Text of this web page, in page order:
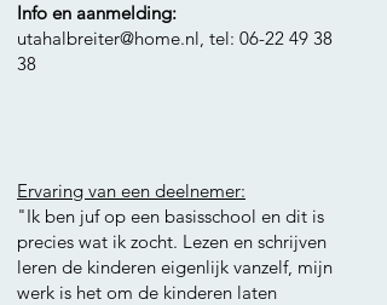
Info en aanmelding:
utahalbreiter@home.nl, tel: 06-22 49 38
38
Ervaring van een deelnemer:
"Ik ben juf op een basisschool en dit is
precies wat ik zocht. Lezen en schrijven
leren de kinderen eigenlijk vanzelf, mijn
werk is het om de kinderen laten